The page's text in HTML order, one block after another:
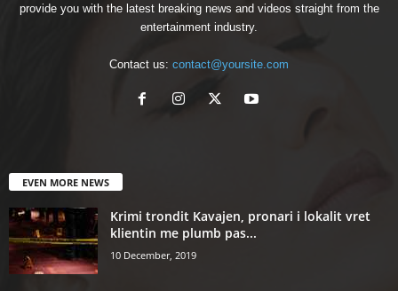
provide you with the latest breaking news and videos straight from the
entertainment industry.
Contact us: contact@yoursite.com
EVEN MORE NEWS
Krimi trondit Kavajen, pronari i lokalit vret
klientin me plumb pas...
10 December, 2019